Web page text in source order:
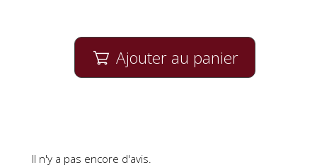
 Ajouter au panier
Il n'y a pas encore d'avis.